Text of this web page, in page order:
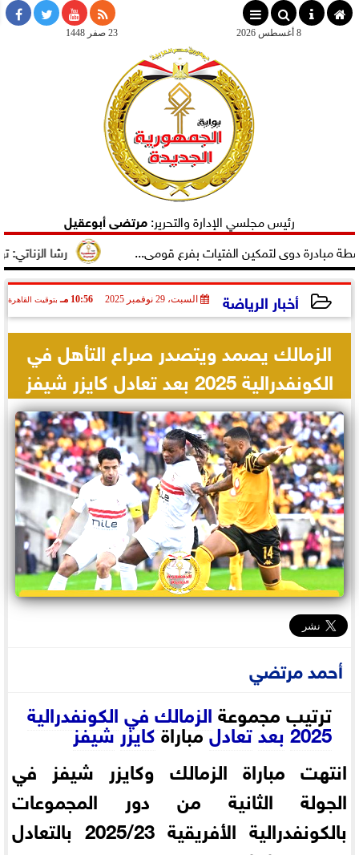
× 23 صفر 1448 8 أغسطس 2026
رئيس مجلسي الإدارة والتحرير:مرتضى أبوعقيل
رشا الزناتي: تهنئ دوى لتمكين الفتيات بفرع قومى...
أخبار الرياضة السبت، 29 نوفمبر 2025 10:56 مـ بتوقيت القاهرة
الزمالك يصمد ويتصدر صراع التأهل في
الكونفدرالية 2025 بعد تعادل كايزر شيفز
أحمد مرتضي
ترتيب مجموعةالزمالكفيالكونفدرالية
2025 بعدتعادلمباراةكايزر شيفز
انتهت مباراة الزمالك وكايزر شيفز في
الجولة الثانية من دور المجموعات
بالكونفدرالية الأفريقية 2025/23 بالتعادل